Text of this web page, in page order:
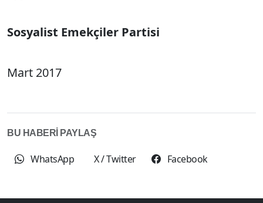
Sosyalist Emekçiler Partisi
Mart 2017
BU HABERİ PAYLAŞ
WhatsApp X / Twitter Facebook